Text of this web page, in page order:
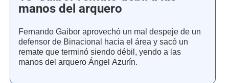
manos del arquero
Fernando Gaibor aprovechó un mal despeje de un
defensor de Binacional hacia el área y sacó un
remate que terminó siendo débil, yendo a las
manos del arquero Ángel Azurín.